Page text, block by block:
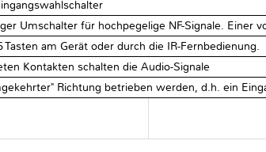
Umschalter für hochpegelige NF-Signale. Einer
am Gerät oder durch die IR-Fernbedienung.
Kontakten schalten die Audio-Signale
Richtung betrieben werden, d.h. ein